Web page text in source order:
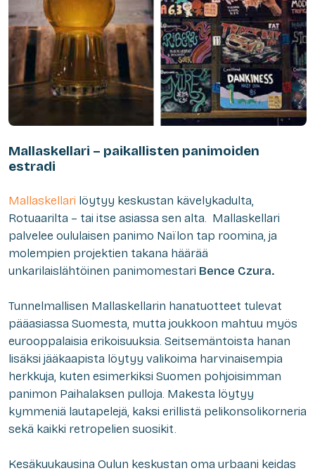
Mallaskellari – paikallisten panimoiden
estradi
Mallaskellari löytyy keskustan kävelykadulta,
Rotuaarilta – tai itse asiassa sen alta. Mallaskellari
palvelee oululaisen panimo Naïlon tap roomina, ja
molempien projektien takana häärää
unkarilaislähtöinen panimomestari Bence Czura.
Tunnelmallisen Mallaskellarin hanatuotteet tulevat
pääasiassa Suomesta, mutta joukkoon mahtuu myös
eurooppalaisia erikoisuuksia. Seitsemäntoista hanan
lisäksi jääkaapista löytyy valikoima harvinaisempia
herkkuja, kuten esimerkiksi Suomen pohjoisimman
panimon Paihalaksen pulloja. Makesta löytyy
kymmeniä lautapelejä, kaksi erillistä pelikonsolikorneria
sekä kaikki retropelien suosikit.
Kesäkuukausina Oulun keskustan oma urbaani keidas